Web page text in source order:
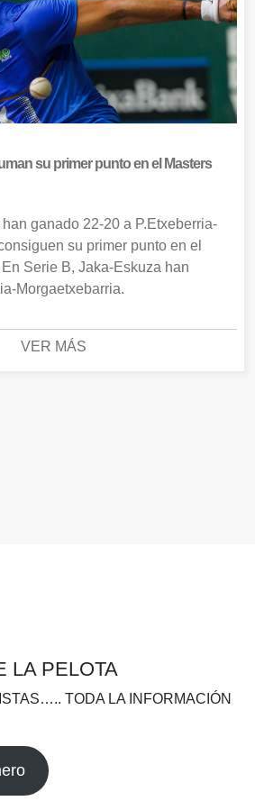
su primer punto en el Masters
ganado 22-20 a P.Etxeberria-
su primer punto en el
Serie B, Jaka-Eskuza han
Morgaetxebarria.
VER MÁS
LA PELOTA
TODA LA INFORMACIÓN